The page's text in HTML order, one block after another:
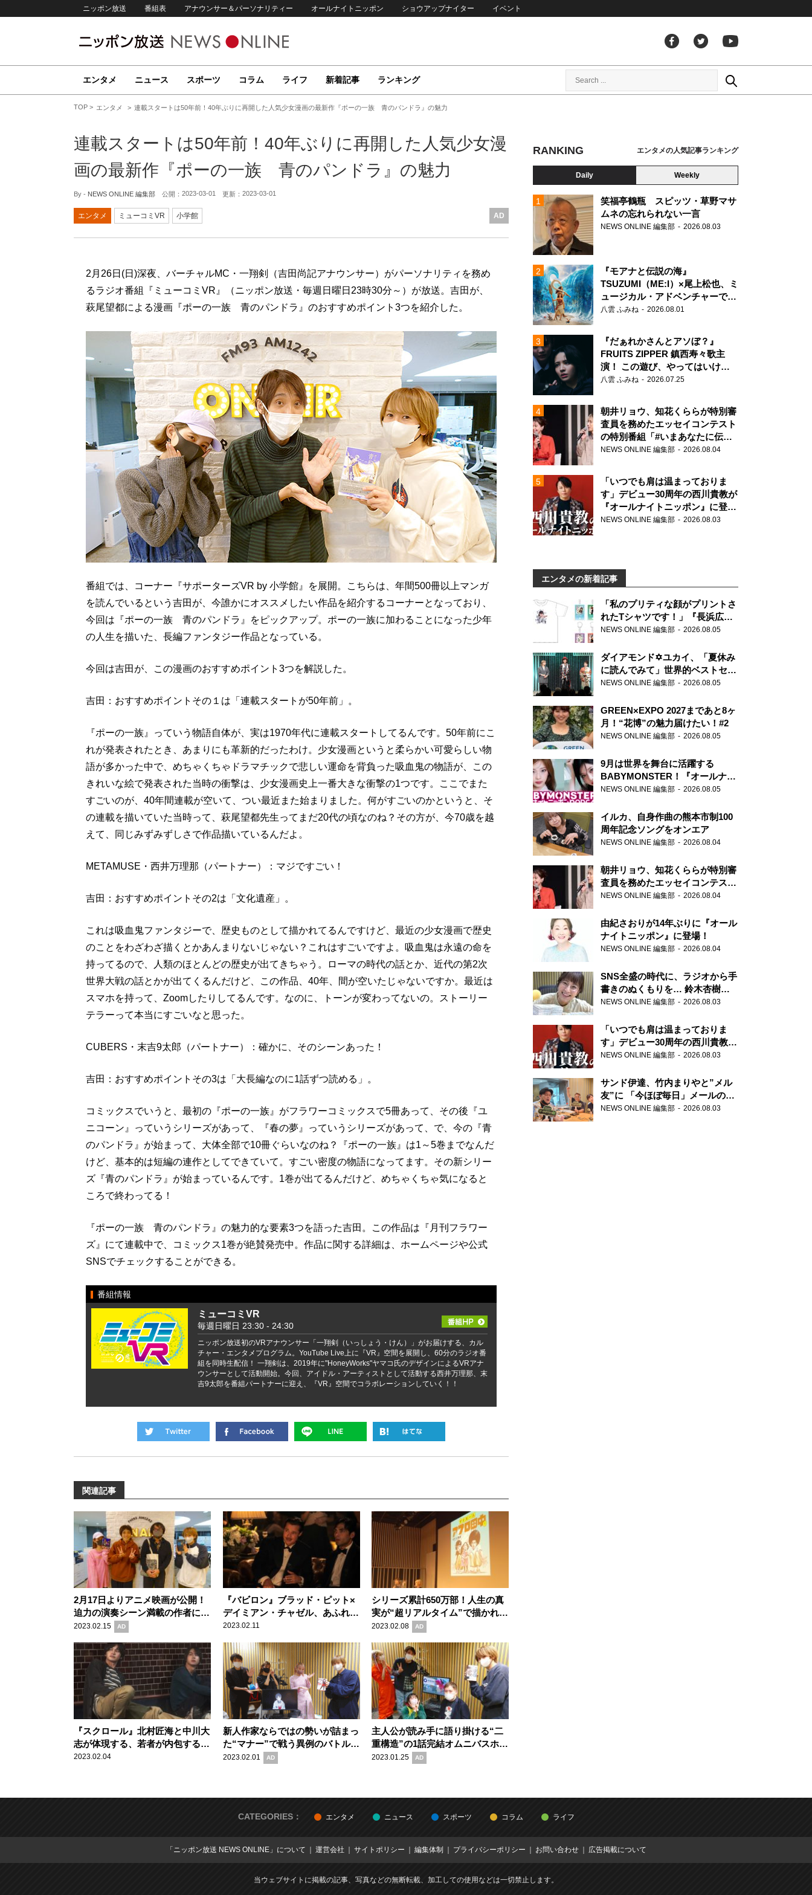
ニッポン放送 番組表 アナウンサー＆パーソナリティー オールナイトニッポン ショウアップナイター イベント
エンタメ ニュース スポーツ コラム ライフ 新着記事 ランキング
TOP エンタメ 連載スタートは50年前！40年ぶりに再開した人気少女漫画の最新作『ポーの一族 青のパンドラ』の魅力
連載スタートは50年前！40年ぶりに再開した人気少女漫
画の最新作『ポーの一族 青のパンドラ』の魅力
By - NEWS ONLINE 編集部 公開： 2023-03-01 更新： 2023-03-01
エンタメ ミューコミVR 小学館 AD
2月26日(日)深夜、バーチャルMC・一翔剣（吉田尚記アナウンサー）がパーソナリティを務め
るラジオ番組『ミューコミVR』（ニッポン放送・毎週日曜日23時30分～）が放送。吉田が、
萩尾望都による漫画『ポーの一族 青のパンドラ』のおすすめポイント3つを紹介した。
番組では、コーナー『サポーターズVR by 小学館』を展開。こちらは、年間500冊以上マンガ
を読んでいるという吉田が、今誰かにオススメしたい作品を紹介するコーナーとなっており、
今回は『ポーの一族 青のパンドラ』をピックアップ。ポーの一族に加わることになった少年
の人生を描いた、長編ファンタジー作品となっている。
今回は吉田が、この漫画のおすすめポイント3つを解説した。
吉田：おすすめポイントその１は「連載スタートが50年前」。
『ポーの一族』っていう物語自体が、実は1970年代に連載スタートしてるんです。50年前にこ
れが発表されたとき、あまりにも革新的だったわけ。少女漫画というと柔らかい可愛らしい物
語が多かった中で、めちゃくちゃドラマチックで悲しい運命を背負った吸血鬼の物語が、この
きれいな絵で発表された当時の衝撃は、少女漫画史上一番大きな衝撃の1つです。ここでまた
すごいのが、40年間連載が空いて、つい最近また始まりました。何がすごいのかというと、そ
の連載を描いていた当時って、萩尾望都先生ってまだ20代の頃なのね？その方が、今70歳を越
えて、同じみずみずしさで作品描いているんだよ。
METAMUSE・西井万理那（パートナー）：マジですごい！
吉田：おすすめポイントその2は「文化遺産」。
これは吸血鬼ファンタジーで、歴史ものとして描かれてるんですけど、最近の少女漫画で歴史
のことをわざわざ描くとかあんまりないじゃない？これはすごいですよ。吸血鬼は永遠の命を
持ってるので、人類のほとんどの歴史が出てきちゃう。ローマの時代の話とか、近代の第2次
世界大戦の話とかが出てくるんだけど、この作品、40年、間が空いたじゃないですか。最近は
スマホを持って、Zoomしたりしてるんです。なのに、トーンが変わってないの。ストーリー
テラーって本当にすごいなと思った。
CUBERS・末吉9太郎（パートナー）：確かに、そのシーンあった！
吉田：おすすめポイントその3は「大長編なのに1話ずつ読める」。
コミックスでいうと、最初の『ポーの一族』がフラワーコミックスで5冊あって、その後『ユ
ニコーン』っていうシリーズがあって、『春の夢』っていうシリーズがあって、で、今の『青
のパンドラ』が始まって、大体全部で10冊ぐらいなのね？『ポーの一族』は1～5巻までなんだ
けど、基本的は短編の連作としてできていて。すごい密度の物語になってます。その新シリー
ズ『青のパンドラ』が始まっているんです。1巻が出てるんだけど、めちゃくちゃ気になると
ころで終わってる！
『ポーの一族 青のパンドラ』の魅力的な要素3つを語った吉田。この作品は『月刊フラワー
ズ』にて連載中で、コミックス1巻が絶賛発売中。作品に関する詳細は、ホームページや公式
SNSでチェックすることができる。
番組情報
ミューコミVR
毎週日曜日 23:30 - 24:30
ニッポン放送初のVRアナウンサー「一翔剣（いっしょう・けん）」がお届けする、カル
チャー・エンタメプログラム。YouTube Live上に『VR』空間を展開し、60分のラジオ番
組を同時生配信！ 一翔剣は、2019年に"HoneyWorks"ヤマコ氏のデザインによるVRアナ
ウンサーとして活動開始。今回、アイドル・アーティストとして活動する西井万理那、末
吉9太郎を番組パートナーに迎え、『VR』空間でコラボレーションしていく！！
関連記事
2月17日よりアニメ映画が公開！
迫力の演奏シーン満載の作者にも
先が分からないジャズ漫画
2023.02.15 AD
『バビロン』ブラッド・ピット×
デイミアン・チャゼル、あふれる
映画讃歌と新たなる挑戦
2023.02.11
シリーズ累計650万部！人生の真
実が“超リアルタイム”で描かれた
読みやすさ抜群の漫画『マイホー
2023.02.08 AD
『スクロール』北村匠海と中川大
志が体現する、若者が内包する不
安や葛藤
2023.02.04
新人作家ならではの勢いが詰まっ
た“マナー”で戦う異例のバトル漫
画『遥かなるマナーバトル』の魅
2023.02.01 AD
主人公が読み手に語り掛ける“二
重構造”の1話完結オムニバスホラ
ー作品『僕が死ぬだけの百物語』
2023.01.25 AD
RANKING エンタメの人気記事ランキング
Daily Weekly
笑福亭鶴瓶 スピッツ・草野マサ
ムネの忘れられない一言
NEWS ONLINE 編集部 2026.08.03
『モアナと伝説の海』
TSUZUMI（ME:I）×尾上松也、ミ
ュージカル・アドベンチャーで美
声を響かせる
八雲 ふみね 2026.08.01
『だぁれかさんとアソぼ？』
FRUITS ZIPPER 鎮西寿々歌主
演！ この遊び、やってはいけま
せん。
八雲 ふみね 2026.07.25
朝井リョウ、知花くららが特別審
査員を務めたエッセイコンテスト
の特別番組「#いまあなたに伝え
たいこと」
NEWS ONLINE 編集部 2026.08.04
「いつでも肩は温まっておりま
す」デビュー30周年の西川貴教が
『オールナイトニッポン』に登
場！
NEWS ONLINE 編集部 2026.08.03
エンタメの新着記事
「私のプリティな顔がプリントさ
れたTシャツです！」『長浜広奈
天下無双』初の番組グッズ発売
NEWS ONLINE 編集部 2026.08.05
ダイアモンド✡ユカイ、「夏休み
に読んでみて」世界的ベストセラ
ー『アナスタシア』を紹介
NEWS ONLINE 編集部 2026.08.05
GREEN×EXPO 2027まであと8ヶ
月！“花博”の魅力届けたい！#2
NEWS ONLINE 編集部 2026.08.05
9月は世界を舞台に活躍する
BABYMONSTER！『オールナイ
トニッポンPODCAST』月替わり
NEWS ONLINE 編集部 2026.08.05
イルカ、自身作曲の熊本市制100
周年記念ソングをオンエア
NEWS ONLINE 編集部 2026.08.04
朝井リョウ、知花くららが特別審
査員を務めたエッセイコンテスト
の特別番組「#いまあなたに伝え
NEWS ONLINE 編集部 2026.08.04
由紀さおりが14年ぶりに『オール
ナイトニッポン』に登場！
NEWS ONLINE 編集部 2026.08.04
SNS全盛の時代に、ラジオから手
書きのぬくもりを… 鈴木杏樹の
直筆はがきが届く！
郵便局
NEWS ONLINE 編集部 2026.08.03
「いつでも肩は温まっておりま
す」デビュー30周年の西川貴教が
『オールナイトニッポン』に登
NEWS ONLINE 編集部 2026.08.03
サンド伊達、竹内まりやと”メル
友”に 「今ほぼ毎日」メールのや
り取り明かす
NEWS ONLINE 編集部 2026.08.03
CATEGORIES： エンタメ ニュース スポーツ コラム ライフ
「ニッポン放送 NEWS ONLINE」について 運営会社 サイトポリシー 編集体制 プライバシーポリシー お問い合わせ 広告掲載について
当ウェブサイトに掲載の記事、写真などの無断転載、加工しての使用などは一切禁止します。